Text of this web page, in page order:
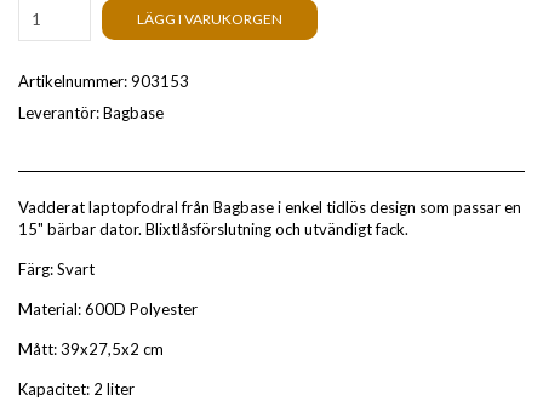
LÄGG I VARUKORGEN
Artikelnummer:903153
Leverantör:Bagbase
Vadderat laptopfodral från Bagbase i enkel tidlös design som passar en
15" bärbar dator. Blixtlåsförslutning och utvändigt fack.
Färg: Svart
Material: 600D Polyester
Mått: 39x27,5x2 cm
Kapacitet: 2 liter